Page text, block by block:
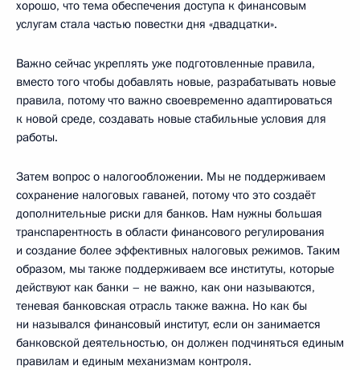
хорошо, что тема обеспечения доступа к финансовым
услугам стала частью повестки дня «двадцатки».
Важно сейчас укреплять уже подготовленные правила,
вместо того чтобы добавлять новые, разрабатывать новые
правила, потому что важно своевременно адаптироваться
к новой среде, создавать новые стабильные условия для
работы.
Затем вопрос о налогообложении. Мы не поддерживаем
сохранение налоговых гаваней, потому что это создаёт
дополнительные риски для банков. Нам нужны большая
транспарентность в области финансового регулирования
и создание более эффективных налоговых режимов. Таким
образом, мы также поддерживаем все институты, которые
действуют как банки – не важно, как они называются,
теневая банковская отрасль также важна. Но как бы
ни назывался финансовый институт, если он занимается
банковской деятельностью, он должен подчиняться единым
правилам и единым механизмам контроля.